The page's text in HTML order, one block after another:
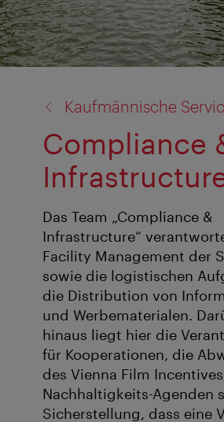
Kaufmännische
Compliance
Das Team „Compliance &
Infrastructure“
Facility Management der
sowie die logistischen
die Distribution von
und Werbematerialen.
hinaus liegt hier die
für Kooperationen, die
des Vienna Film
Nachhaltigkeits-Agenden
Sicherstellung, dass eine